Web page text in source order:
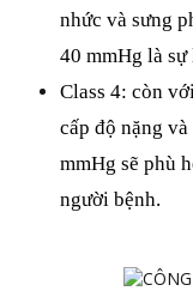
nhức và sưng
40 mmHg là
Class 4: còn
cấp độ nặng
mmHg sẽ phù
người bệnh.